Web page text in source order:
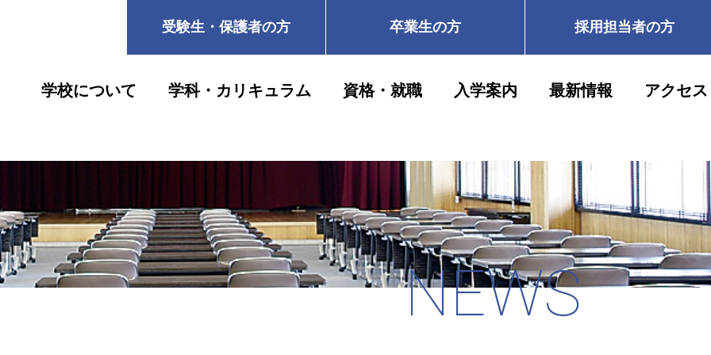
学校について 学科・カリキュラム 資格・就職 入学案内 最新情報 アクセス
受験生・保護者の方 卒業生の方 採用担当者の方
NEWS